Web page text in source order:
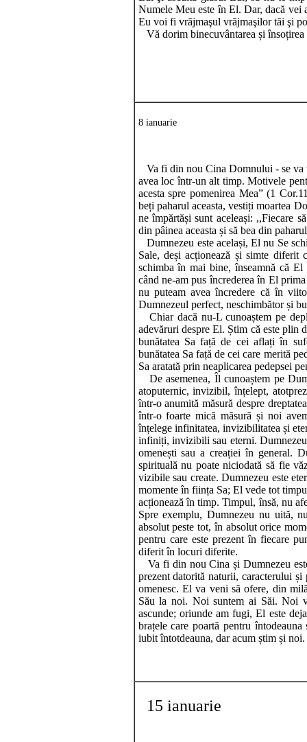
Numele Meu este în El. Dar, dacă vei
Eu voi fi vrăjmaşul vrăjmaşilor tăi şi
Vă dorim binecuvântarea și
8 ianuarie
Va fi din nou Cina Domnului - se va
avea loc într-un alt timp. Motivele
acesta spre pomenirea Mea” (1
beți paharul aceasta, vestiți moartea
ne împărtăși sunt aceleași: ,,Fiecare
din pâinea aceasta și să bea din
Dumnezeu este același, El nu Se
Sale, deși acționează și simte diferit
schimba în mai bine, înseamnă că
când ne-am pus încrederea în El
nu puteam avea încredere că în
Dumnezeul perfect, neschimbător și
Chiar dacă nu-L cunoaștem pe
adevăruri despre El. Știm că este plin
bunătatea Sa față de cei aflați în
bunătatea Sa față de cei care merită
Sa aratată prin neaplicarea pedepsei
De asemenea, Îl cunoaștem pe
atoputernic, invizibil, înțelept,
într-o anumită măsură despre
într-o foarte mică măsură și noi
înțelege infinitatea, invizibilitatea și
infiniți, invizibili sau eterni.
omenești sau a creației în general.
spirituală nu poate niciodată să fie
vizibile sau create. Dumnezeu este
momente în ființa Sa; El vede tot
acționează în timp. Timpul, însă, nu
Spre exemplu, Dumnezeu nu uită,
absolut peste tot, în absolut orice
pentru care este prezent în fiecare
diferit în locuri diferite.
Va fi din nou Cina și Dumnezeu
prezent datorită naturii, caracterului
omenesc. El va veni să ofere, din
Său la noi. Noi suntem ai Săi. Noi
ascunde; oriunde am fugi, El este
brațele care poartă pentru
iubit întotdeauna, dar acum știm și
15 ianuarie